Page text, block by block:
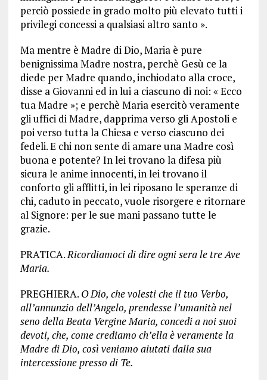
perciò possiede in grado molto più elevato tutti i
privilegi concessi a qualsiasi altro santo ».
Ma mentre è Madre di Dio, Maria è pure
benignissima Madre nostra, perchè Gesù ce la
diede per Madre quando, inchiodato alla croce,
disse a Giovanni ed in lui a ciascuno di noi: « Ecco
tua Madre »; e perchè Maria esercitò veramente
gli uffici di Madre, dapprima verso gli Apostoli e
poi verso tutta la Chiesa e verso ciascuno dei
fedeli. E chi non sente di amare una Madre così
buona e potente? In lei trovano la difesa più
sicura le anime innocenti, in lei trovano il
conforto gli afflitti, in lei riposano le speranze di
chi, caduto in peccato, vuole risorgere e ritornare
al Signore: per le sue mani passano tutte le
grazie.
PRATICA.Ricordiamoci di dire ogni sera le tre Ave
Maria.
PREGHIERA. O Dio, che volesti che il tuo Verbo,
all’annunzio dell’Angelo, prendesse l’umanità nel
seno della Beata Vergine Maria, concedi a noi suoi
devoti, che, come crediamo ch’ella è veramente la
Madre di Dio, così veniamo aiutati dalla sua
intercessione presso di Te.